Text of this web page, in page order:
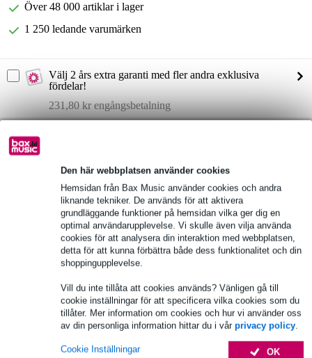
Den här webbplatsen använder cookies
Hemsidan från Bax Music använder cookies och andra
liknande tekniker. De används för att aktivera
grundläggande funktioner på hemsidan vilka ger dig en
optimal användarupplevelse. Vi skulle även vilja använda
cookies för att analysera din interaktion med webbplatsen,
detta för att kunna förbättra både dess funktionalitet och din
shoppingupplevelse.
Vill du inte tillåta att cookies används? Vänligen gå till
cookie inställningar för att specificera vilka cookies som du
tillåter. Mer information om cookies och hur vi använder oss
av din personliga information hittar du i vår privacy policy.
OK
Cookie Inställningar
Över 48 000 artiklar i lager
1 250 ledande varumärken
Välj 2 års extra garanti med fler andra exklusiva
fördelar!
231,80 kr engångsbetalning
Produktinformation
Fullständiga specifikationer
Se även (5)